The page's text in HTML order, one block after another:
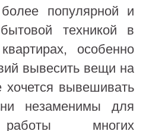
популярной и
техникой в
особенно
вывесить вещи на
вывешивать
незаменимы для
многих